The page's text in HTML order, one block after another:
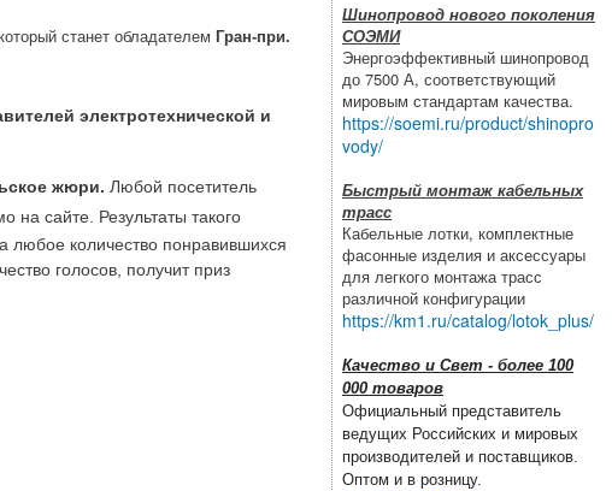
станет обладателем Гран-при.
электротехнической и
жюри. Любой посетитель
на сайте. Результаты такого
любое количество понравившихся
голосов, получит приз
Шинопровод нового поколения
СОЭМИ
Энергоэффективный шинопровод
до 7500 А, соответствующий
мировым стандартам качества.
https://soemi.ru/product/shinopro
vody/
Быстрый монтаж кабельных
трасс
Кабельные лотки, комплектные
фасонные изделия и аксессуары
для легкого монтажа трасс
различной конфигурации
https://km1.ru/catalog/lotok_plus/
Качество и Свет - более 100
000 товаров
Официальный представитель
ведущих Российских и мировых
производителей и поставщиков.
Оптом и в розницу.